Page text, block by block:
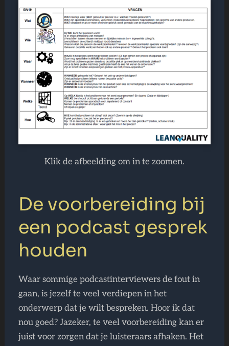
Klik de afbeelding om in te zoomen.
De voorbereiding bij
een podcast gesprek
houden
Waar sommige podcastinterviewers de fout in
gaan, is jezelf te veel verdiepen in het
onderwerp dat je wilt bespreken. Hoor ik dat
nou goed? Jazeker, te veel voorbereiding kan er
juist voor zorgen dat je luisteraars afhaken. Het